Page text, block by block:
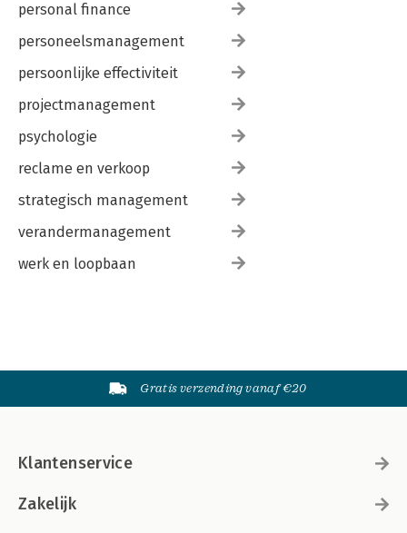
personal finance
personeelsmanagement
persoonlijke effectiviteit
projectmanagement
psychologie
reclame en verkoop
strategisch management
verandermanagement
werk en loopbaan
Gratis verzending vanaf €20
Klantenservice
Zakelijk